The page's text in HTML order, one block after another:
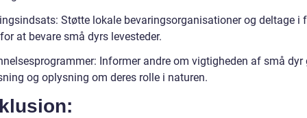
Støtte lokale bevaringsorganisationer og deltage i
at bevare små dyrs levesteder.
Informer andre om vigtigheden af små dyr
og oplysning om deres rolle i naturen.